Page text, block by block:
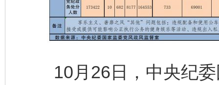
10月26日，中央纪委